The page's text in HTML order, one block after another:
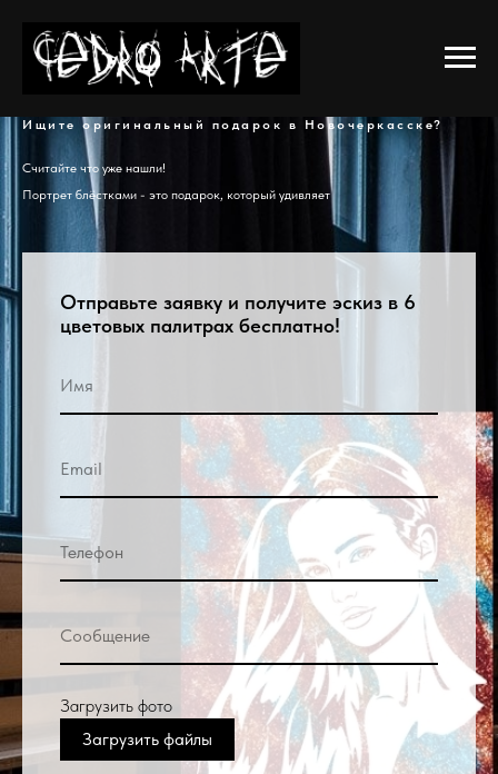
Ищите оригинальный подарок в Новочеркасске?
Считайте что уже нашли!
Портрет блёстками - это подарок, который удивляет
Отправьте заявку и получите эскиз в 6
цветовых палитрах бесплатно!
Загрузить фото
Загрузить файлы